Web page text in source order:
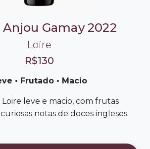
Gamay 2022
Loire
R$130
• Frutado • Macio
Loire leve e macio, com frutas
notas de doces ingleses.